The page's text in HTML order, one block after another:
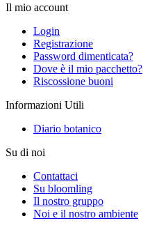
Il mio account
Login
Registrazione
Password dimenticata?
Dove è il mio pacchetto?
Riscossione buoni
Informazioni Utili
Diario botanico
Su di noi
Contattaci
Su bloomling
Il nostro gruppo
Noi e il nostro ambiente